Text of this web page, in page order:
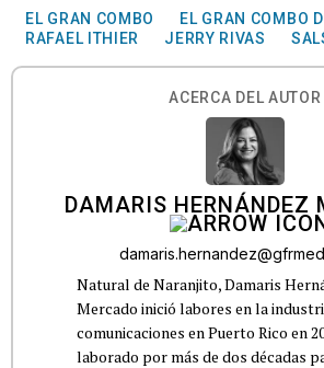
EL GRAN COMBO
EL GRAN COMBO
RAFAEL ITHIER
JERRY RIVAS
ACERCA DEL AUTOR
DAMARIS HERNÁNDEZ
Natural de Naranjito, Damaris
Mercado inició labores en la
comunicaciones en Puerto Rico en
laborado por más de dos décadas